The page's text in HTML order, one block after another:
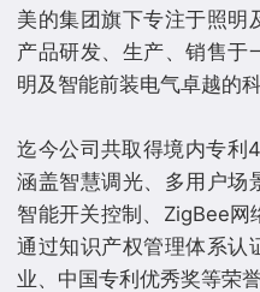
美的集团旗下专注于照明
产品研发、生产、销售于
明及智能前装电气卓越的科
迄今公司共取得境内专利
涵盖智慧调光、多用户场
智能开关控制、ZigBee
通过知识产权管理体系认
业、中国专利优秀奖等荣誉